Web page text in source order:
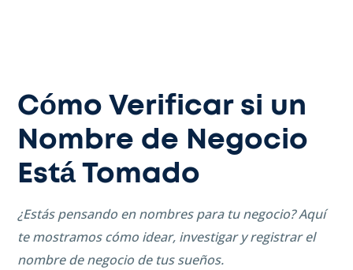
Cómo Verificar si un
Nombre de Negocio
Está Tomado
¿Estás pensando en nombres para tu negocio? Aquí
te mostramos cómo idear, investigar y registrar el
nombre de negocio de tus sueños.